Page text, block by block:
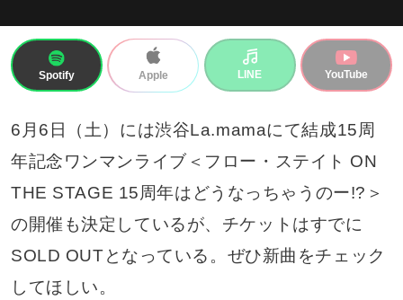
Spotify Apple LINE YouTube
6月6日（土）には渋谷La.mamaにて結成15周
年記念ワンマンライブ＜フロー・ステイト ON
THE STAGE 15周年はどうなっちゃうのー!?＞
の開催も決定しているが、チケットはすでに
SOLD OUTとなっている。ぜひ新曲をチェック
してほしい。